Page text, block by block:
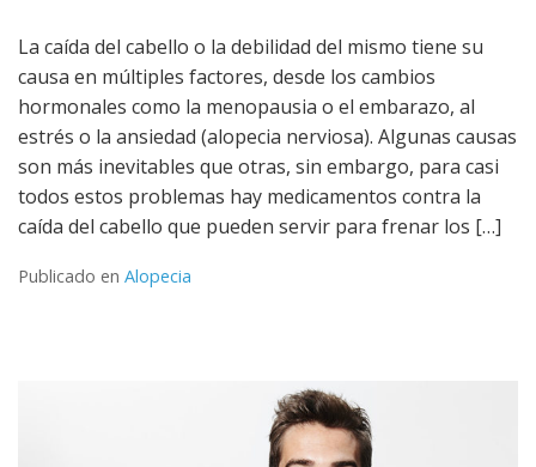
La caída del cabello o la debilidad del mismo tiene su
causa en múltiples factores, desde los cambios
hormonales como la menopausia o el embarazo, al
estrés o la ansiedad (alopecia nerviosa). Algunas causas
son más inevitables que otras, sin embargo, para casi
todos estos problemas hay medicamentos contra la
caída del cabello que pueden servir para frenar los […]
Publicado en Alopecia